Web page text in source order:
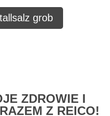
grob
ZDROWIE I
Z REICO!